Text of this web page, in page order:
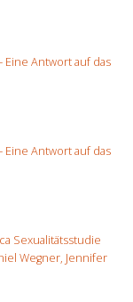
Eine Antwort auf das
Eine Antwort auf das
Sexualitätsstudie
Wegner, Jennifer